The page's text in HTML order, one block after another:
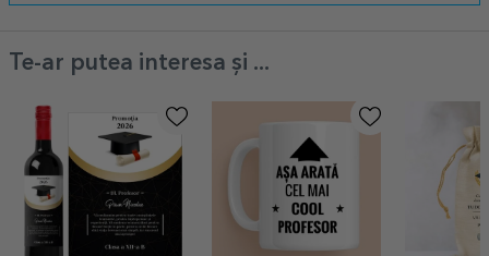
Te-ar putea interesa și ...